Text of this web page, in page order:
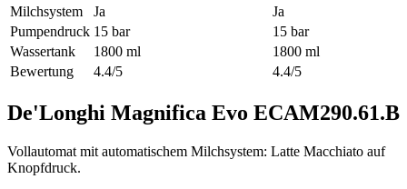
Milchsystem
Ja
Ja
Pumpendruck 15 bar
15 bar
Wassertank
1800 ml
1800 ml
Bewertung
4.4/5 4.4/5
De'Longhi Magnifica Evo ECAM290.61.B
Vollautomat mit automatischem Milchsystem: Latte Macchiato auf
Knopfdruck.